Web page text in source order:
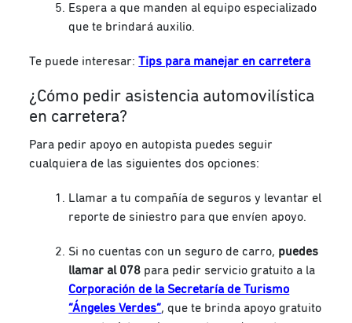
Espera a que manden al equipo especializado
que te brindará auxilio.
Te puede interesar: Tips para manejar en carretera
¿Cómo pedir asistencia automovilística
en carretera?
Para pedir apoyo en autopista puedes seguir
cualquiera de las siguientes dos opciones:
Llamar a tu compañía de seguros y levantar el
reporte de siniestro para que envíen apoyo.
Si no cuentas con un seguro de carro, puedes
llamar al 078 para pedir servicio gratuito a la
Corporación de la Secretaría de Turismo
“Ángeles Verdes”, que te brinda apoyo gratuito